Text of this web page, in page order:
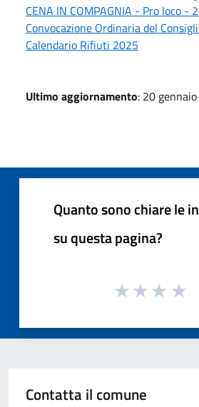
CENA IN COMPAGNIA - Pro loco -
Convocazione Ordinaria del
Calendario Rifiuti 2025
Ultimo aggiornamento: 20
Quanto sono chiare le
su questa pagina?
Contatta il comune